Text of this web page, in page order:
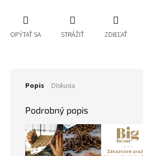
OPÝTAŤ SA STRÁŽIŤ ZDIEĽAŤ
Popis Diskusia
Podrobný popis